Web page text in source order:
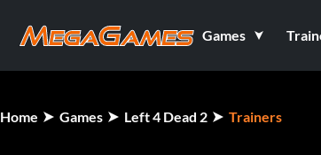
Games
Home Games Left 4 Dead 2 Trainers